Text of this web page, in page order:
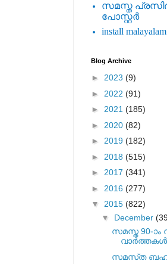
സമസ്ത
പോസ്റ്റര്‍
install
Blog Archive
► 2023 (9)
► 2022 (91)
► 2021 (185)
► 2020 (82)
► 2019 (182)
► 2018 (515)
► 2017 (341)
► 2016 (277)
▼ 2015 (822)
▼ December
സമസ്ത 90-ാം
സമസ്‌ത